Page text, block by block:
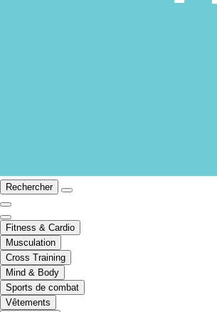
Rechercher
Fitness & Cardio
Musculation
Cross Training
Mind & Body
Sports de combat
Vêtements